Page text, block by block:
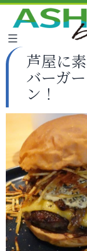
芦屋に
バーガ
ン！